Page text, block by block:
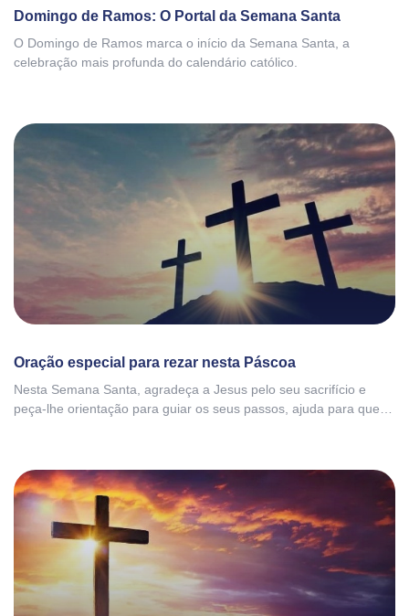
Domingo de Ramos: O Portal da Semana Santa
O Domingo de Ramos marca o início da Semana Santa, a
celebração mais profunda do calendário católico.
Oração especial para rezar nesta Páscoa
Nesta Semana Santa, agradeça a Jesus pelo seu sacrifício e
peça-lhe orientação para guiar os seus passos, ajuda para que